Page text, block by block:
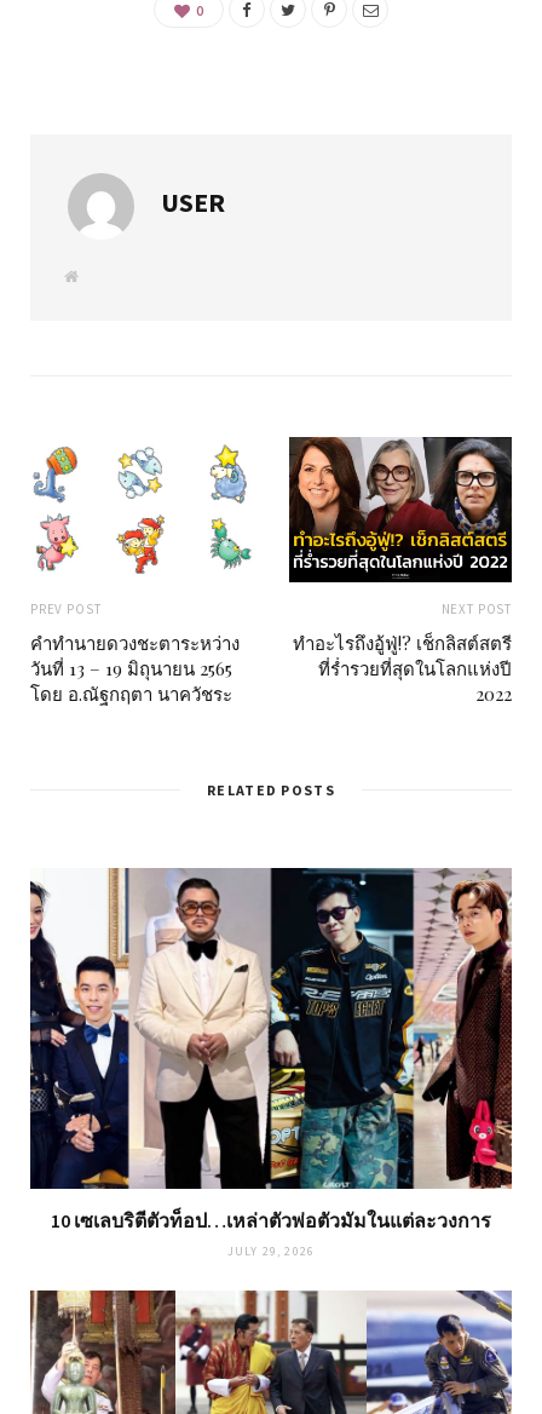
0
USER
W
PREV POST
คำทำนายดวงชะตาระหว่าง
วันที่ 13 – 19 มิถุนายน 2565
โดย อ.ณัฐกฤตา นาควัชระ
NEXT POST
ทำอะไรถึงอู้ฟู่!? เช็กลิสต์สตรี
ที่ร่ำรวยที่สุดในโลกแห่งปี
2022
RELATED POSTS
10 เซเลบริตีตัวท็อป…เหล่าตัวพ่อตัวมัมในแต่ละวงการ
JULY 29, 2026